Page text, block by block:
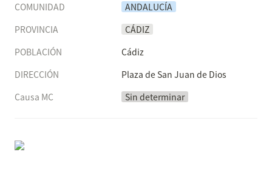
COMUNIDAD
ANDALUCÍA
PROVINCIA
CÁDIZ
POBLACIÓN
Cádiz
DIRECCIÓN
Plaza de San Juan de Dios
Causa MC
Sin determinar